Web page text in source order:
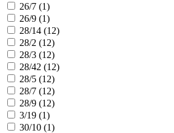
26/7 (1)
26/9 (1)
28/14 (12)
28/2 (12)
28/3 (12)
28/42 (12)
28/5 (12)
28/7 (12)
28/9 (12)
3/19 (1)
30/10 (1)